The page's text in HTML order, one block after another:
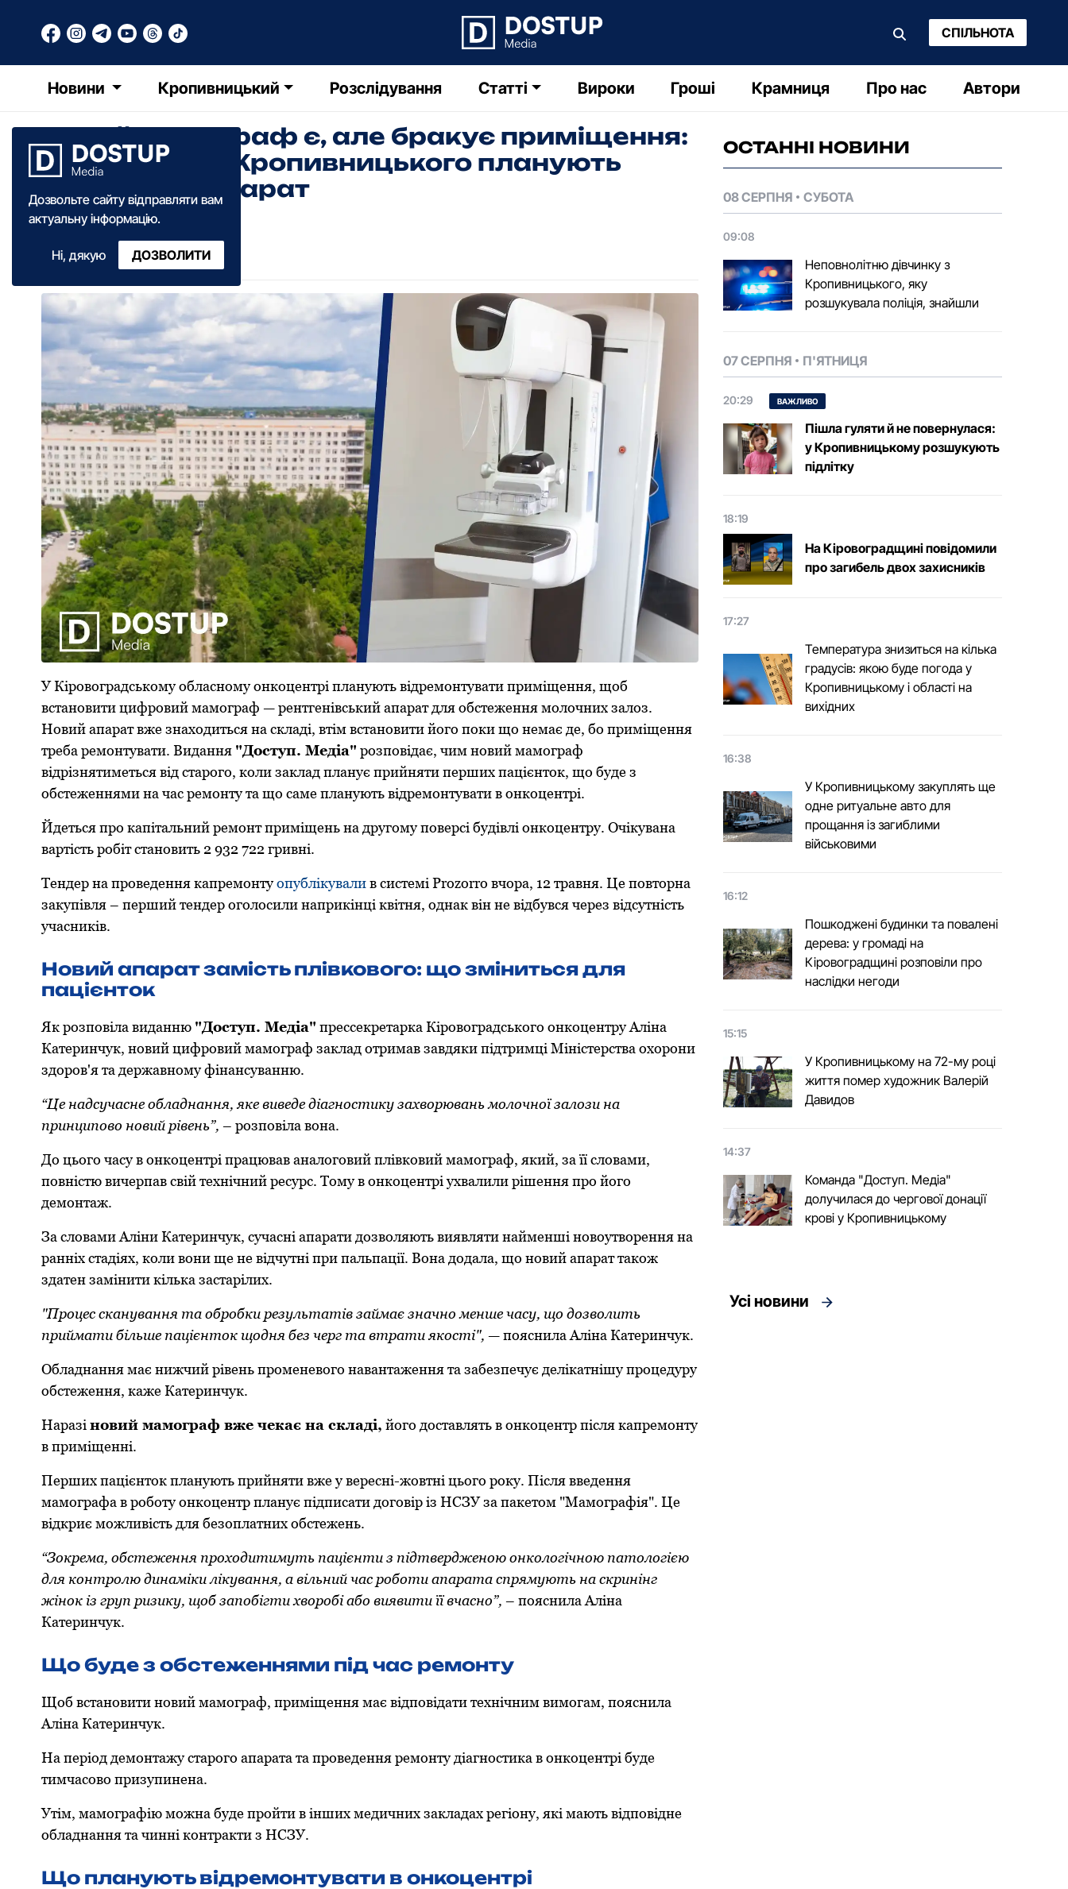
СПІЛЬНОТА
Новини Кропивницький Розслідування Статті Вироки Гроші Крамниця Про нас Автори
Дозвольте сайту відправляти вам
актуальну інформацію.
Ні, дякую ДОЗВОЛИТИ
Новий мамограф є, але бракує приміщення:
в онкоцентрі Кропивницького планують
ремонт під апарат
13 травня·2026
У Кіровоградському обласному онкоцентрі планують відремонтувати приміщення, щоб
встановити цифровий мамограф — рентгенівський апарат для обстеження молочних залоз.
Новий апарат вже знаходиться на складі, втім встановити його поки що немає де, бо приміщення
треба ремонтувати. Видання "Доступ. Медіа" розповідає, чим новий мамограф
відрізнятиметься від старого, коли заклад планує прийняти перших пацієнток, що буде з
обстеженнями на час ремонту та що саме планують відремонтувати в онкоцентрі.
Йдеться про капітальний ремонт приміщень на другому поверсі будівлі онкоцентру. Очікувана
вартість робіт становить 2 932 722 гривні.
Тендер на проведення капремонтуопублікувалив системі Prozorro вчора, 12 травня. Це повторна
закупівля – перший тендер оголосили наприкінці квітня, однак він не відбувся через відсутність
учасників.
Новий апарат замість плівкового: що зміниться для
пацієнток
Як розповіла виданню "Доступ. Медіа" прессекретарка Кіровоградського онкоцентру Аліна
Катеринчук, новий цифровий мамограф заклад отримав завдяки підтримці Міністерства охорони
здоров'я та державному фінансуванню.
“Це надсучасне обладнання, яке виведе діагностику захворювань молочної залози на
принципово новий рівень”, – розповіла вона.
До цього часу в онкоцентрі працював аналоговий плівковий мамограф, який, за її словами,
повністю вичерпав свій технічний ресурс. Тому в онкоцентрі ухвалили рішення про його
демонтаж.
За словами Аліни Катеринчук, сучасні апарати дозволяють виявляти найменші новоутворення на
ранніх стадіях, коли вони ще не відчутні при пальпації. Вона додала, що новий апарат також
здатен замінити кілька застарілих.
"Процес сканування та обробки результатів займає значно менше часу, що дозволить
приймати більше пацієнток щодня без черг та втрати якості", — пояснила Аліна Катеринчук.
Обладнання має нижчий рівень променевого навантаження та забезпечує делікатнішу процедуру
обстеження, каже Катеринчук.
Наразі новий мамограф вже чекає на складі, його доставлять в онкоцентр після капремонту
в приміщенні.
Перших пацієнток планують прийняти вже у вересні-жовтні цього року. Після введення
мамографа в роботу онкоцентр планує підписати договір із НСЗУ за пакетом "Мамографія". Це
відкриє можливість для безоплатних обстежень.
“Зокрема, обстеження проходитимуть пацієнти з підтвердженою онкологічною патологією
для контролю динаміки лікування, а вільний час роботи апарата спрямують на скринінг
жінок із груп ризику, щобзапобігти хворобі або виявити її вчасно”, – пояснила Аліна
Катеринчук.
Що буде з обстеженнями під час ремонту
Щоб встановити новий мамограф, приміщення має відповідати технічним вимогам, пояснила
Аліна Катеринчук.
На період демонтажу старого апарата та проведення ремонту діагностика в онкоцентрі буде
тимчасово призупинена.
Утім, мамографію можна буде пройти в інших медичних закладах регіону, які мають відповідне
обладнання та чинні контракти з НСЗУ.
Що планують відремонтувати в онкоцентрі
ОСТАННІ НОВИНИ
08 СЕРПНЯ СУБОТА
09:08
Неповнолітню дівчинку з
Кропивницького, яку
розшукувала поліція, знайшли
07 СЕРПНЯ П'ЯТНИЦЯ
20:29 ВАЖЛИВО
Пішла гуляти й не повернулася:
у Кропивницькому розшукують
підлітку
18:19
На Кіровоградщині повідомили
про загибель двох захисників
17:27
Температура знизиться на кілька
градусів: якою буде погода у
Кропивницькому і області на
вихідних
16:38
У Кропивницькому закуплять ще
одне ритуальне авто для
прощання із загиблими
військовими
16:12
Пошкоджені будинки та повалені
дерева: у громаді на
Кіровоградщині розповіли про
наслідки негоди
15:15
У Кропивницькому на 72-му році
життя помер художник Валерій
Давидов
14:37
Команда "Доступ. Медіа"
долучилася до чергової донації
крові у Кропивницькому
Усі новини